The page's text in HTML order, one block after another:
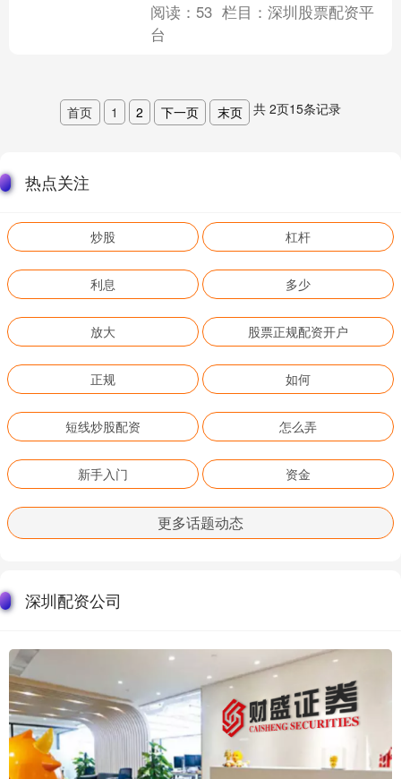
阅读： 53 栏目：深圳股票配资平
台
首页 1 2 下一页 末页 共 2页15条记录
热点关注
炒股 杠杆
利息 多少
放大 股票正规配资开户
正规 如何
短线炒股配资 怎么弄
新手入门 资金
更多话题动态
深圳配资公司